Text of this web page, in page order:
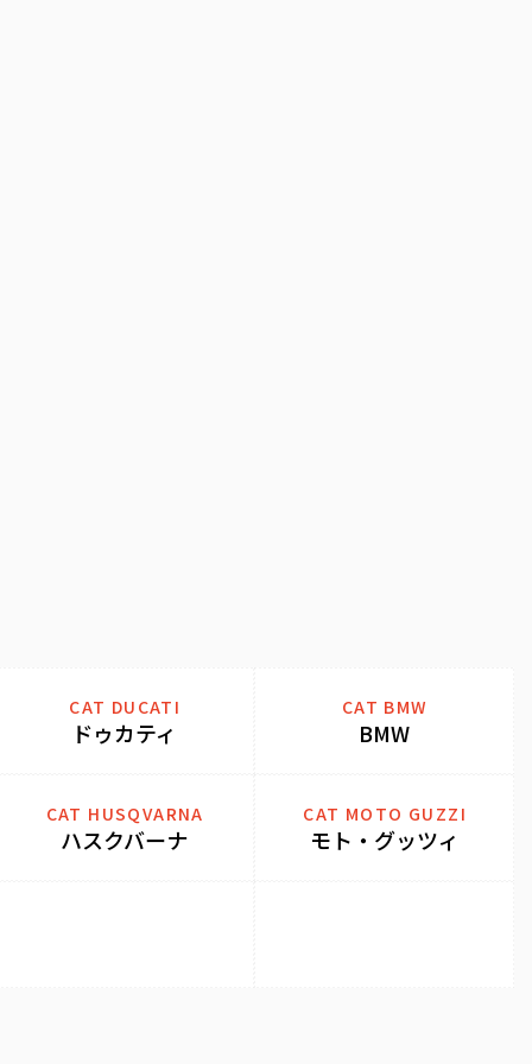
CAT DUCATI
ドゥカティ
CAT BMW
BMW
CAT HUSQVARNA
ハスクバーナ
CAT MOTO GUZZI
モト・グッツィ